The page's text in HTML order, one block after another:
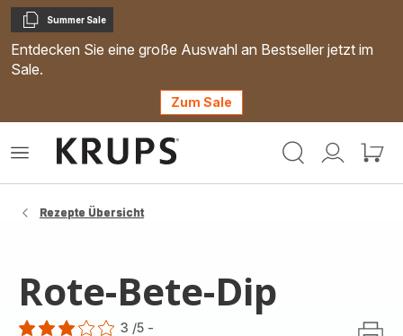
Kopieren
Summer Sale
Entdecken Sie eine große Auswahl an Bestseller jetzt im
Sale.
Zum Sale
Mein
Mein
Das
Rezepte Übersicht
Rote-Bete-Dip
3 /5 -